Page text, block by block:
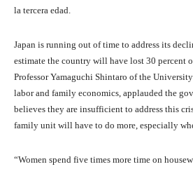
la tercera edad.
Japan is running out of time to address its
estimate the country will have lost 30 percent
Professor Yamaguchi Shintaro of the
labor and family economics, applauded the
believes they are insufficient to address this
family unit will have to do more, especially
“Women spend five times more time on